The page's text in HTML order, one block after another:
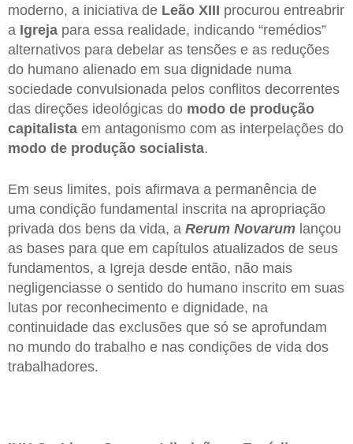
moderno, a iniciativa de Leão XIII procurou entreabrir
a Igreja para essa realidade, indicando “remédios”
alternativos para debelar as tensões e as reduções
do humano alienado em sua dignidade numa
sociedade convulsionada pelos conflitos decorrentes
das direções ideológicas do modo de produção
capitalista em antagonismo com as interpelações do
modo de produção socialista.
Em seus limites, pois afirmava a permanência de
uma condição fundamental inscrita na apropriação
privada dos bens da vida, a Rerum Novarum lançou
as bases para que em capítulos atualizados de seus
fundamentos, a Igreja desde então, não mais
negligenciasse o sentido do humano inscrito em suas
lutas por reconhecimento e dignidade, na
continuidade das exclusões que só se aprofundam
no mundo do trabalho e nas condições de vida dos
trabalhadores.